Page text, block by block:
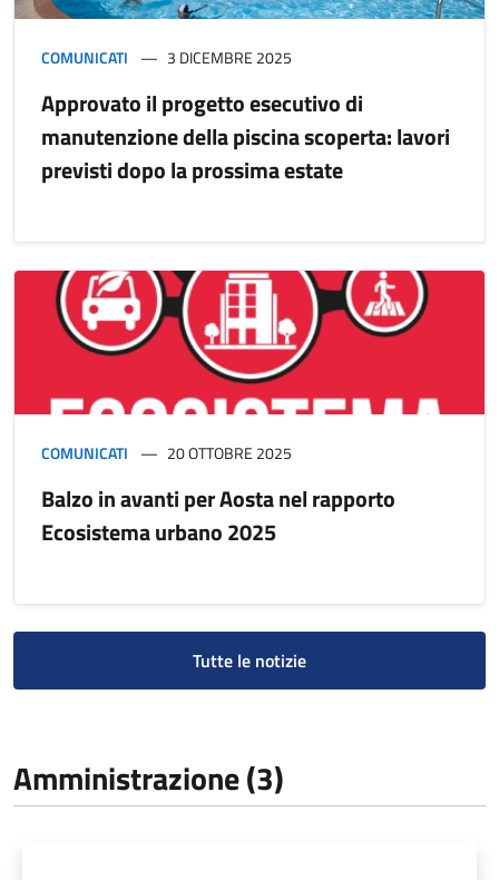
COMUNICATI 3 DICEMBRE 2025
Approvato il progetto esecutivo di
manutenzione della piscina scoperta: lavori
previsti dopo la prossima estate
COMUNICATI 20 OTTOBRE 2025
Balzo in avanti per Aosta nel rapporto
Ecosistema urbano 2025
Tutte le notizie
Amministrazione (3)